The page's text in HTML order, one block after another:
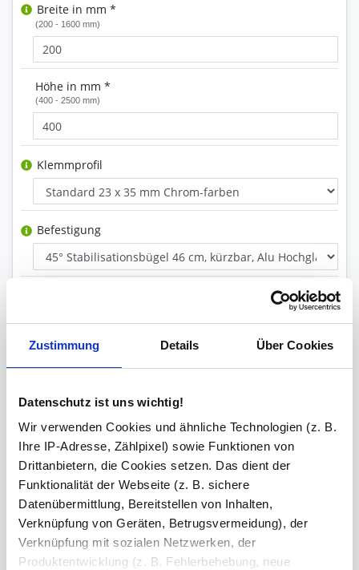
Zustimmung Details Über Cookies
Datenschutz ist uns wichtig!
Wir verwenden Cookies und ähnliche Technologien (z. B.
Ihre IP-Adresse, Zählpixel) sowie Funktionen von
Drittanbietern, die Cookies setzen. Das dient der
Funktionalität der Webseite (z. B. sichere
Datenübermittlung, Bereitstellen von Inhalten,
Verknüpfung von Geräten, Betrugsvermeidung), der
Verknüpfung mit sozialen Netzwerken, der
Produktentwicklung (z. B. Fehlerbehebung, neue
Breite in mm *
(200 - 1600 mm)
Höhe in mm *
(400 - 2500 mm)
Klemmprofil
Befestigung
Inklusive
Wandprofil, Stabilisationsstange
Versiegelung
Ihre Bemerkung